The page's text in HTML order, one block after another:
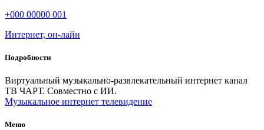
+000 00000 001
Интернет, он-лайн
Подробности
Виртуальный музыкально-развлекательный интернет канал
ТВ ЧАРТ. Совместно с ИИ.
Музыкальное интернет телевидение
Меню